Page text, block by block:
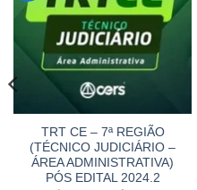
TRT CE – 7ª REGIÃO
(TÉCNICO JUDICIÁRIO –
ÁREA ADMINISTRATIVA)
PÓS EDITAL 2024.2